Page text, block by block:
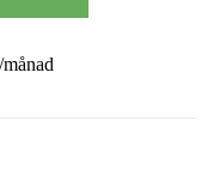
/månad